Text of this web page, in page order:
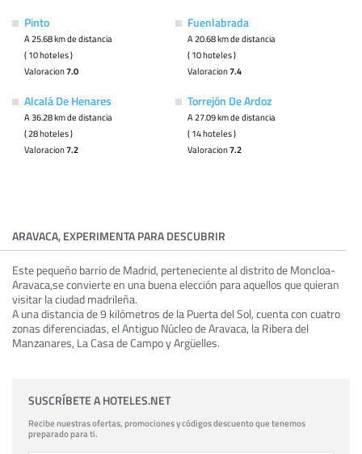
Pinto
A 25.68 km de distancia
( 10 hoteles )
Valoracion7.0
Fuenlabrada
A 20.68 km de distancia
( 10 hoteles )
Valoracion7.4
Alcalá De Henares
A 36.28 km de distancia
( 28 hoteles )
Valoracion7.2
Torrejón De Ardoz
A 27.09 km de distancia
( 14 hoteles )
Valoracion7.2
ARAVACA, EXPERIMENTA PARA DESCUBRIR
Este pequeño barrio de Madrid, perteneciente al distrito de Moncloa-
Aravaca,se convierte en una buena elección para aquellos que quieran
visitar la ciudad madrileña.
A una distancia de 9 kilómetros de la Puerta del Sol, cuenta con cuatro
zonas diferenciadas, el Antiguo Núcleo de Aravaca, la Ribera del
Manzanares, La Casa de Campo y Argüelles.
SUSCRÍBETE A HOTELES.NET
Recibe nuestras ofertas, promociones y códigos descuento que tenemos
preparado para ti.